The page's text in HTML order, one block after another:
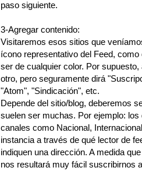
paso siguiente.
3-Agregar contenido:
Visitaremos esos sitios que
ícono representativo del Feed,
ser de cualquier color. Por
otro, pero seguramente dirá
"Atom", "Sindicación", etc.
Depende del sitio/blog, deberemos
suelen ser muchas. Por ejemplo:
canales como Nacional,
instancia a través de qué lector de
indiquen una dirección. A medida
nos resultará muy fácil suscribirnos